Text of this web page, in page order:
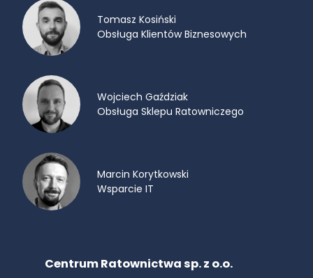
Tomasz Kosiński
Obsługa Klientów Biznesowych
Wojciech Gaździak
Obsługa Sklepu Ratowniczego
Marcin Korytkowski
Wsparcie IT
Centrum Ratownictwa sp. z o.o.